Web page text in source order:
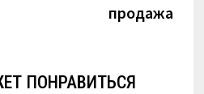
продажа
ПОНРАВИТЬСЯ